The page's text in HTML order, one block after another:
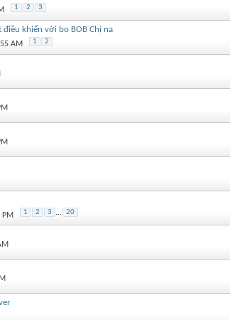
1 2 3
khiển với bo BOB Chị na
AM 1 2
PM 1 2 3 ... 20